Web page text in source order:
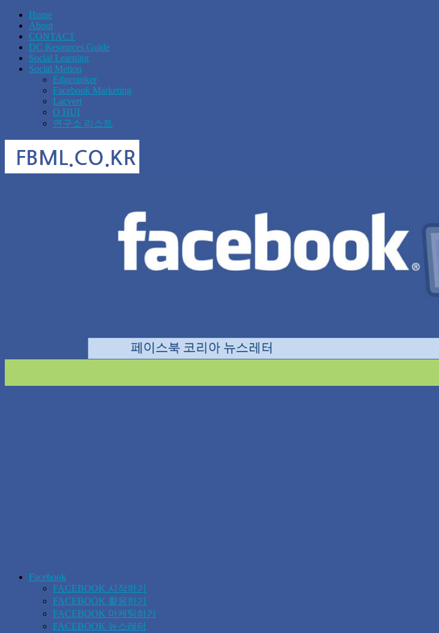
Home
About
CONTACT
DC Resources Guide
Social Learning
Social Metion
Edgeranker
Facebook Marketing
Lacvert
O HUI
연구소 리스트
Facebook
FACEBOOK 시작하기
FACEBOOK 활용하기
FACEBOOK 마케팅하기
FACEBOOK 뉴스레터